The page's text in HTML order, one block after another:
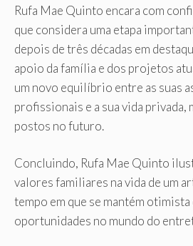
Rufa Mae Quinto encara com
que considera uma etapa
depois de três décadas em
apoio da família e dos projetos
um novo equilíbrio entre as suas
profissionais e a sua vida privada,
postos no futuro.
Concluindo, Rufa Mae Quinto
valores familiares na vida de um
tempo em que se mantém otimista
oportunidades no mundo do